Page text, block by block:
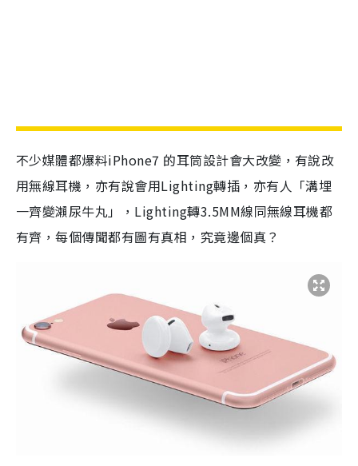
不少媒體都爆料iPhone7 的耳筒設計會大改變，有說改
用無線耳機，亦有說會用Lighting轉插，亦有人「溝埋
一齊變瀨尿牛丸」，Lighting轉3.5MM線同無線耳機都
有齊，每個傳聞都有圖有真相，究竟邊個真？